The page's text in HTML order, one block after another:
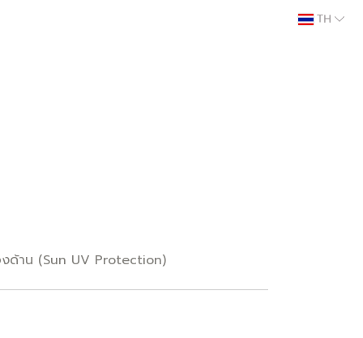
TH
ด้าน (Sun UV Protection)